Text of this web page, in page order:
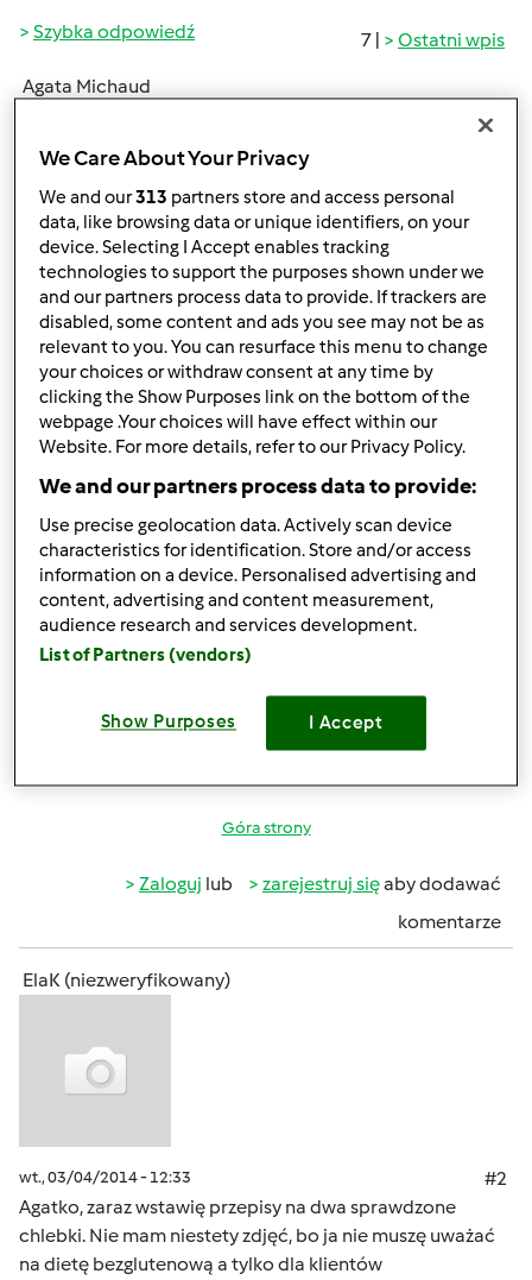
7 | Ostatni wpis
Szybka odpowiedź
Agata Michaud
wt., 03/04/2014 - 11:39
Poszukuję sprawdzonego przepisu na chleb
bezglutenowy.
Interesuje mnie taki zrobiony z naturalnych mąk
bezglutenowych ( gryki, prosa, ryżu, amarantusa, owsa,
kukurydzy....) a nie gotowej mieszanki kupnej pełnej
niepotrzebnych dodatków. Skoro mam Th. to przecież
sama mogę uzyskać mąkę bezglutenową mieląc ryż, kaszę
jaglaną itp.
Będę wdzięczna za pomoc
Góra strony
Zaloguj lub zarejestruj sięaby dodawać
komentarze
ElaK (niezweryfikowany)
wt., 03/04/2014 - 12:33
#2
Agatko, zaraz wstawię przepisy na dwa sprawdzone
chlebki. Nie mam niestety zdjęć, bo ja nie muszę uważać
na dietę bezglutenową a tylko dla klientów
We Care About Your Privacy
We and our313 partners store and access personal
data, like browsing data or unique identifiers, on your
device. Selecting I Accept enables tracking
technologies to support the purposes shown under we
and our partners process data to provide. If trackers are
disabled, some content and ads you see may not be as
relevant to you. You can resurface this menu to change
your choices or withdraw consent at any time by
clicking the Show Purposes link on the bottom of the
webpage .Your choices will have effect within our
Website. For more details, refer to our Privacy Policy.
We and our partners process data to provide:
Use precise geolocation data. Actively scan device
characteristics for identification. Store and/or access
information on a device. Personalised advertising and
content, advertising and content measurement,
audience research and services development.
List of Partners (vendors)
Show Purposes I Accept